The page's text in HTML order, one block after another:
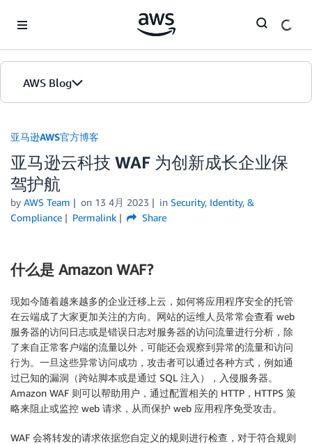
AWS Blog
首页
版本
亚马逊AWS官方博客
亚马逊云科技 WAF 为创新成长企业保
驾护航
by AWS Team on 13 4月 2023 in Security, Identity, &
Compliance
Permalink Share
什么是 Amazon WAF?
现如今随着越来越多的企业迁移上云，如何将应用程序安全的托管
在云端成了大家更加关注的方向。网站的运维人员常常会查看 web
服务器的访问日志或是错误日志对服务器的访问流量进行分析，除
了来自正常客户端的流量以外，可能还会观察到异常的流量和访问
行为。一旦这些异常访问成功，攻击者可以通过各种方式，例如通
过已知的漏洞（跨站脚本或是通过 SQL 注入），入侵服务器。
Amazon WAF 则可以帮助用户，通过配置相关的 HTTP，HTTPS 策
略来阻止或监控 web 请求，从而保护 web 应用程序免受攻击。
WAF 会将转发的请求依据您自定义的规则进行检查，对于符合规则